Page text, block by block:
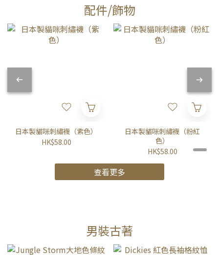
配件/飾物
日本製貓咪刺繡襪（紫色）
HK$58.00
日本製貓咪刺繡襪（粉紅
色）
HK$58.00
查看更多
男裝古著